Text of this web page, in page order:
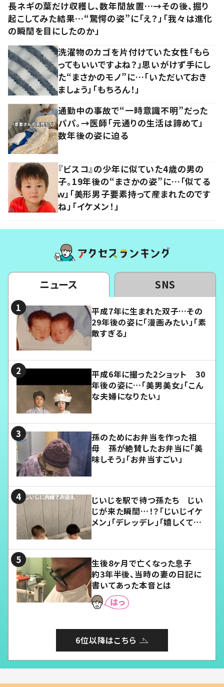
長ネギの葉だけ収穫し、数年間放置…→その後、掘り
起こしてみた結果…“驚愕の姿”に「え？」「我々は進化
の瞬間を目にしたのか」
洗濯物のカゴを片付けていた女性「もら
ってもいいですよね？」思いがけず手にし
た“まさかのモノ”に…「いただいておき
ましょう」「もちろん！」
通勤中の事故で“一時意識不明”だった
パパ。→医師「元通りの生活は諦めて」
数年後の姿に迫る
『ビスコ』の少年に似ていた4歳の男の
子。19年後の“まさかの姿”に…「似てる
ｗ」「美形男子要素持って産まれたのです
ね」「イケメン！」
ニュース SNS
平成7年に生まれた双子…その
29年後の姿に「漫画みたい」「素
敵すぎる」
平成6年に撮った2ショット 30
年後の姿に…「美男美女」「こん
な夫婦になりたい」
孫のためにお弁当を作った祖
母 孫が絶賛したお弁当に「美
味しそう」「お弁当すごい」
じいじを駅で待つ孫たち じい
じが来た瞬間…！？「じいじイケ
メン」「デレッデレ」「嬉しくて可
生後8ヶ月で亡くなった息子
約3年半後、当時の妻の日記に
書いてあった本音とは
6位以降はこちら